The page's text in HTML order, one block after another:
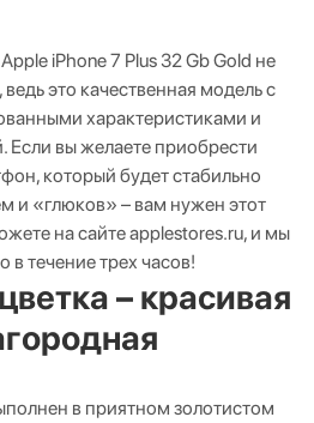
iPhone 7 Plus 32 Gb Gold не
это качественная модель с
характеристиками и
Если вы желаете приобрести
который будет стабильно
и «глюков» – вам нужен этот
на сайте applestores.ru, и мы
в течение трех часов!
– красивая
в приятном золотистом